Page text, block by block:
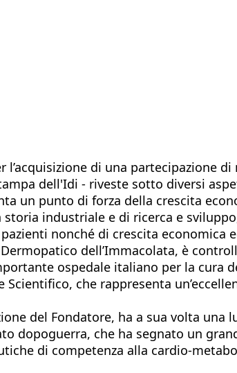
di una partecipazione
dell'Idi - riveste sotto diversi
un punto di forza della crescita
industriale e di ricerca e
nonché di crescita economica
dell’Immacolata, è
ospedale italiano per la cura
che rappresenta
del Fondatore, ha a sua volta una
dopoguerra, che ha segnato un
di competenza alla cardio-